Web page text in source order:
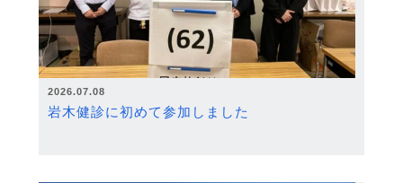
2026.07.08
岩木健診に初めて参加しました